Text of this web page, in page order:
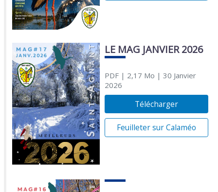
LE MAG JANVIER 2026
PDF| 2,17 Mo | 30 Janvier
2026
Télécharger
Feuilleter sur Calaméo